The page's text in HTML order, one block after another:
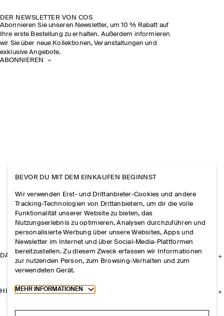
DER NEWSLETTER VON COS
Abonnieren Sie unseren Newsletter, um 10 % Rabatt auf
Ihre erste Bestellung zu erhalten. Außerdem informieren
wir Sie über neue Kollektionen, Veranstaltungen und
exklusive Angebote.
ABONNIEREN
DAS UNTERNEHMEN
HILFE
BEVOR DU MIT DEM EINKAUFEN BEGINNST
Wir verwenden Erst- und Drittanbieter-Cookies und andere
Tracking-Technologien von Drittanbietern, um dir die volle
Funktionalität unserer Website zu bieten, das
Nutzungserlebnis zu optimieren, Analysen durchzuführen und
personalisierte Werbung über unsere Websites, Apps und
Newsletter im Internet und über Social-Media-Plattformen
bereitzustellen. Zu diesem Zweck erfassen wir Informationen
zur nutzenden Person, zum Browsing-Verhalten und zum
verwendeten Gerät.
Toggle more cookie information
MEHR INFORMATIONEN